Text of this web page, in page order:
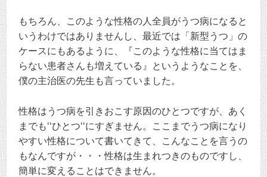
もちろん、このような性格の人全員がうつ病になると
いうわけではありませんし、最近では「新型うつ」の
ケースにもあるように、『このような性格に当てはま
らない患者さんも増えている』というようなことを、
僕の主治医の先生も言っていました。
性格はうつ病を引きおこす原因のひとつですが、あく
までも‘‘ひとつ‘‘にすぎません。ここまでうつ病になり
やすい性格について書いてきて、こんなことを言うの
もなんですが・・・性格は生まれつきのものですし、
簡単に変えることはできません。